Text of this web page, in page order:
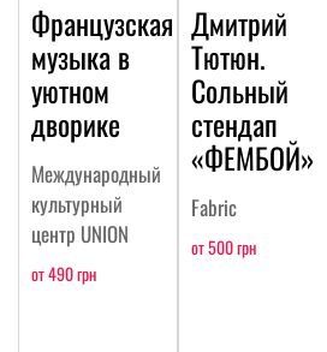
Французская
музыка в
уютном
дворике
Международный
культурный
центр UNION
от 490 грн
Дмитрий
Тютюн.
Сольный
стендап
«ФЕМБОЙ»
Fabric
от 500 грн